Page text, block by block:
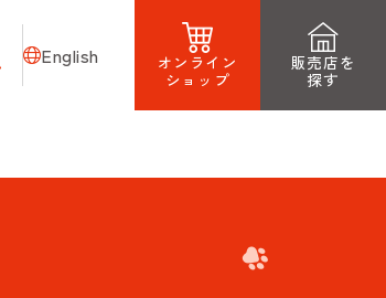
English
オンライン
ショップ
販売店を
探す